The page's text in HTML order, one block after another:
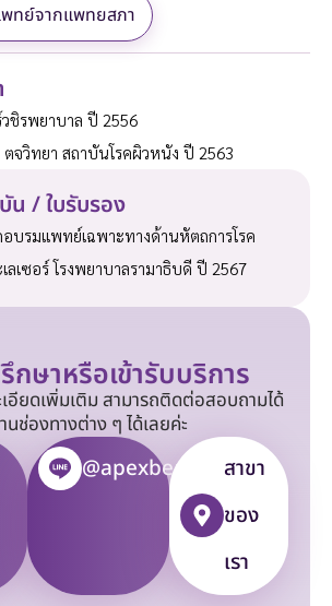
ทย์จากแพทยสภา
ชิรพยาบาล ปี 2556
จวิทยา สถาบันโรคผิวหนัง ปี 2563
น / ใบรับรอง
บรมแพทย์เฉพาะทางด้านหัตถการโรค
ลเซอร์ โรงพยาบาลรามาธิบดี ปี 2567
กษาหรือเข้ารับบริการ
เอียดเพิ่มเติม สามารถติดต่อสอบถามได้
นช่องทางต่าง ๆ ได้เลยค่ะ
@apexbeauty
สาขา
ของ
เรา